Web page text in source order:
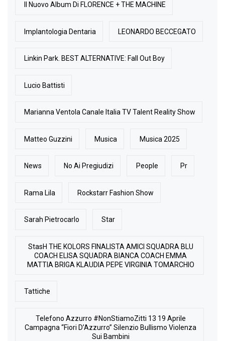
Il Nuovo Album Di FLORENCE + THE MACHINE
Implantologia Dentaria LEONARDO BECCEGATO
Linkin Park. BEST ALTERNATIVE: Fall Out Boy
Lucio Battisti
Marianna Ventola Canale Italia TV Talent Reality Show
Matteo Guzzini Musica Musica 2025
News No Ai Pregiudizi People Pr
Rama Lila Rockstarr Fashion Show
Sarah Pietrocarlo Star
StasH THE KOLORS FINALISTA AMICI SQUADRA BLU
COACH ELISA SQUADRA BIANCA COACH EMMA
MATTIA BRIGA KLAUDIA PEPE VIRGINIA TOMARCHIO
Tattiche
Telefono Azzurro #NonStiamoZitti 13 19 Aprile
Campagna “Fiori D’Azzurro” Silenzio Bullismo Violenza
Sui Bambini